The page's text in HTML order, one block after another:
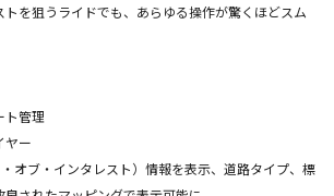
を狙うライドでも、あらゆる操作が驚くほどスム
管理
ヤー
オブ・インタレスト）情報を表示、道路タイプ、標